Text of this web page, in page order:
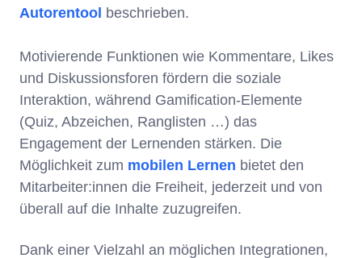
Autorentool beschrieben.
Motivierende Funktionen wie Kommentare, Likes
und Diskussionsforen fördern die soziale
Interaktion, während Gamification-Elemente
(Quiz, Abzeichen, Ranglisten …) das
Engagement der Lernenden stärken. Die
Möglichkeit zum mobilen Lernen bietet den
Mitarbeiter:innen die Freiheit, jederzeit und von
überall auf die Inhalte zuzugreifen.
Dank einer Vielzahl an möglichen Integrationen,